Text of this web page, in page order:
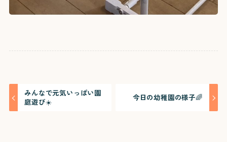
みんなで元気いっぱい園
庭遊び☀️
今日の幼稚園の様子🌈